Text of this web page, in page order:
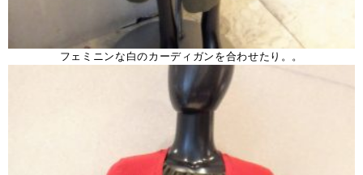
フェミニンな白のカーディガンを合わせたり。。